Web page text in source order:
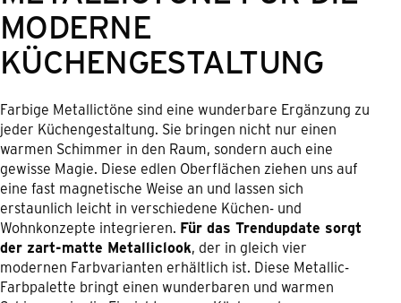
MODERNE
KÜCHENGESTALTUNG
Farbige Metallictöne sind eine wunderbare Ergänzung zu
jeder Küchengestaltung. Sie bringen nicht nur einen
warmen Schimmer in den Raum, sondern auch eine
gewisse Magie. Diese edlen Oberflächen ziehen uns auf
eine fast magnetische Weise an und lassen sich
erstaunlich leicht in verschiedene Küchen- und
Wohnkonzepte integrieren. Für das Trendupdate sorgt
der zart-matte Metalliclook, der in gleich vier
modernen Farbvarianten erhältlich ist. Diese Metallic-
Farbpalette bringt einen wunderbaren und warmen